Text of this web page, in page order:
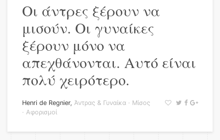
Οι άντρες ξέρουν να
μισούν. Οι γυναίκες
ξέρουν μόνο να
απεχθάνονται. Αυτό είναι
πολύ χειρότερο.
Henri de Regnier, Άντρας & Γυναίκα · Μίσος
· Αφορισμοί